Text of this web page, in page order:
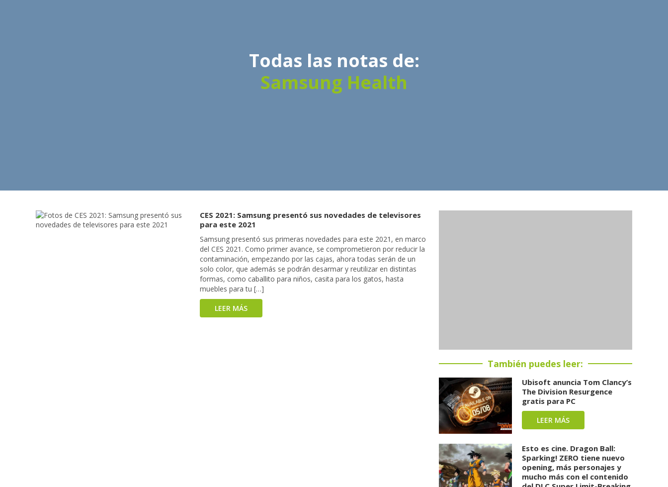
Todas las notas de:
Samsung Health
CES 2021: Samsung presentó sus novedades de televisores
para este 2021
Samsung presentó sus primeras novedades para este 2021, en marco
del CES 2021. Como primer avance, se comprometieron por reducir la
contaminación, empezando por las cajas, ahora todas serán de un
solo color, que además se podrán desarmar y reutilizar en distintas
formas, como caballito para niños, casita para los gatos, hasta
muebles para tu […]
LEER MÁS
También puedes leer:
Ubisoft anuncia Tom Clancy’s
The Division Resurgence
gratis para PC
LEER MÁS
Esto es cine. Dragon Ball:
Sparking! ZERO tiene nuevo
opening, más personajes y
mucho más con el contenido